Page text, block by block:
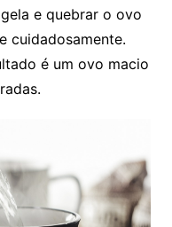
e quebrar o ovo
cuidadosamente.
é um ovo macio